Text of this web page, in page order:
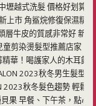
壢越式洗髮 價格好划算
市 角鯊烷修復保濕精
層牛皮的質感非常好 新
剪染燙髮型推薦店家
華！喝護家人的木耳飲
2023秋冬男生髮型
2023秋冬髮色趨勢 輕鬆
果 早餐、下午茶，點心